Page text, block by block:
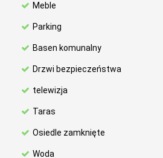
Meble
Parking
Basen komunalny
Drzwi bezpieczeństwa
telewizja
Taras
Osiedle zamknięte
Woda